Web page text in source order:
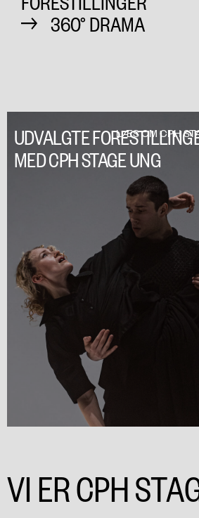
360° DRAMA
UDVALGTE
MED CPH STAGE UNG
LÆS OM CPH
VI ER CPH